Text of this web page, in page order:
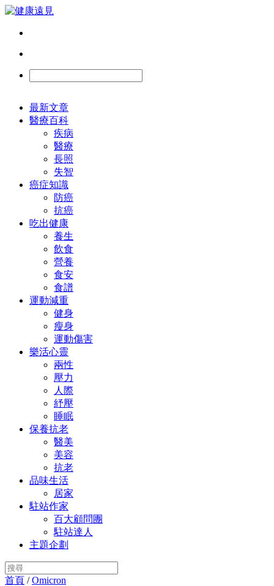
最新文章
醫療百科
疾病
醫療
長照
失智
癌症知識
防癌
抗癌
吃出健康
養生
飲食
營養
食安
食譜
運動減重
健身
瘦身
運動傷害
樂活心靈
兩性
壓力
人際
紓壓
睡眠
保養抗老
醫美
美容
抗老
品味生活
居家
駐站作家
百大顧問團
駐站達人
主題企劃
首頁 /Omicron